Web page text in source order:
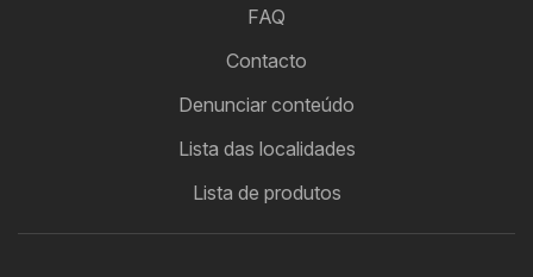
FAQ
Contacto
Denunciar conteúdo
Lista das localidades
Lista de produtos